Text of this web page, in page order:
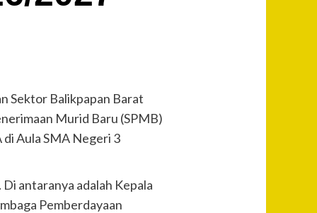
Sektor Balikpapan Barat
Murid Baru (SPMB)
Aula SMA Negeri 3
antaranya adalah Kepala
Pemberdayaan